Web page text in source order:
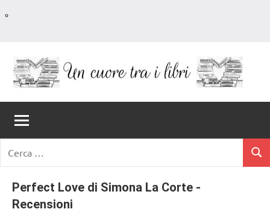
contenuto
Un
Cuore
Tra
I
Libri
romanzi
romance
e
non
solo.
Recensioni,
per:
Perfect Love di Simona La Corte -
Recensioni